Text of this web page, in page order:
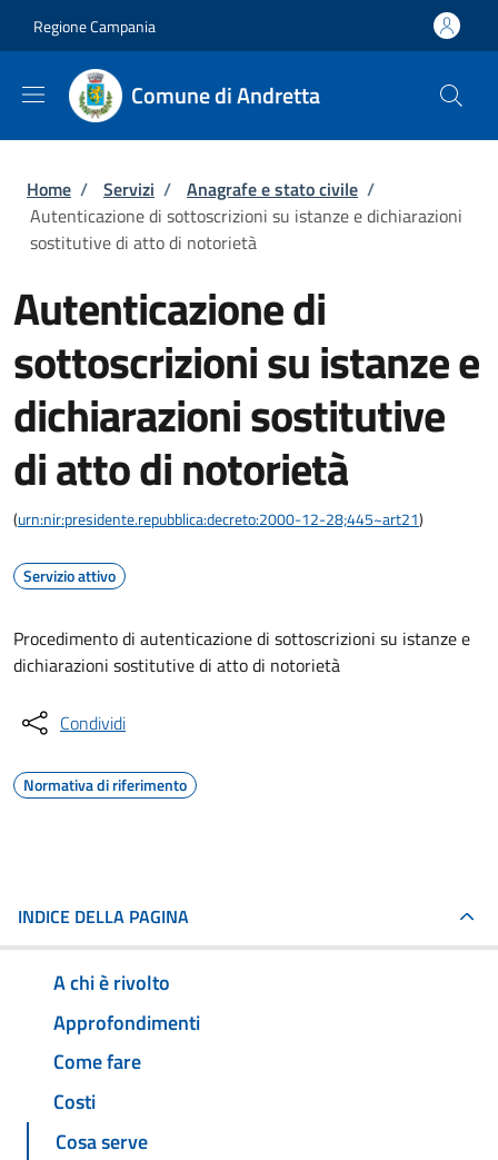
Regione Campania
Comune di Andretta
Briciole di pane
Home / Servizi / Anagrafe e stato civile /
Autenticazione di sottoscrizioni su istanze e dichiarazioni
sostitutive di atto di notorietà
Autenticazione di
sottoscrizioni su istanze e
dichiarazioni sostitutive
di atto di notorietà
(urn:nir:presidente.repubblica:decreto:2000-12-28;445~art21)
Servizio attivo
Procedimento di autenticazione di sottoscrizioni su istanze e
dichiarazioni sostitutive di atto di notorietà
Condividi
Normativa di riferimento
INDICE DELLA PAGINA
A chi è rivolto
Approfondimenti
Come fare
Costi
Cosa serve